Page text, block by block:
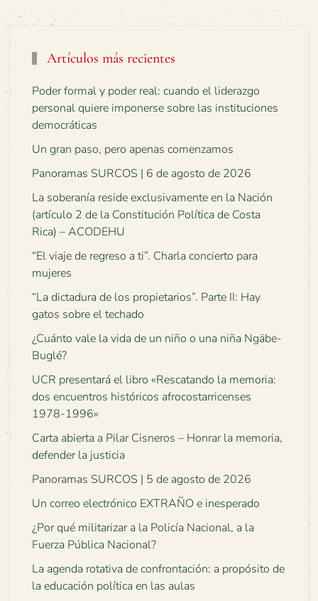
Artículos más recientes
Poder formal y poder real: cuando el liderazgo
personal quiere imponerse sobre las instituciones
democráticas
Un gran paso, pero apenas comenzamos
Panoramas SURCOS | 6 de agosto de 2026
La soberanía reside exclusivamente en la Nación
(artículo 2 de la Constitución Política de Costa
Rica) – ACODEHU
“El viaje de regreso a ti”. Charla concierto para
mujeres
“La dictadura de los propietarios”. Parte II: Hay
gatos sobre el techado
¿Cuánto vale la vida de un niño o una niña Ngäbe-
Buglé?
UCR presentará el libro «Rescatando la memoria:
dos encuentros históricos afrocostarricenses
1978-1996»
Carta abierta a Pilar Cisneros – Honrar la memoria,
defender la justicia
Panoramas SURCOS | 5 de agosto de 2026
Un correo electrónico EXTRAÑO e inesperado
¿Por qué militarizar a la Policía Nacional, a la
Fuerza Pública Nacional?
La agenda rotativa de confrontación: a propósito de
la educación política en las aulas